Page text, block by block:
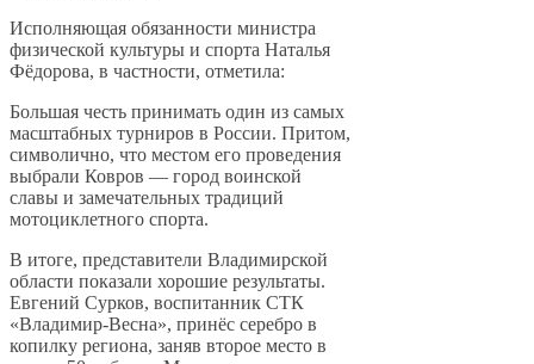
Исполняющая обязанности министра
физической культуры и спорта Наталья
Фёдорова, в частности, отметила:
Большая честь принимать один из самых
масштабных турниров в России. Притом,
символично, что местом его проведения
выбрали Ковров — город воинской
славы и замечательных традиций
мотоциклетного спорта.
В итоге, представители Владимирской
области показали хорошие результаты.
Евгений Сурков, воспитанник СТК
«Владимир-Весна», принёс серебро в
копилку региона, заняв второе место в